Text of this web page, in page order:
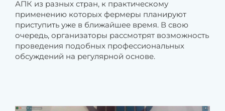
АПК из разных стран, к практическому
применению которых фермеры планируют
приступить уже в ближайшее время. В свою
очередь, организаторы рассмотрят возможность
проведения подобных профессиональных
обсуждений на регулярной основе.